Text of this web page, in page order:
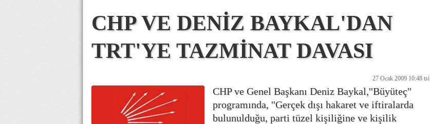
CHP VE DENİZ BAYKAL'DAN
TRT'YE TAZMİNAT DAVASI
27 Ocak 2009 10:48 tsi
CHP ve Genel Başkanı Deniz Baykal,''Büyüteç''
programında, ''Gerçek dışı hakaret ve iftiralarda
bulunulduğu, parti tüzel kişiliğine ve kişilik